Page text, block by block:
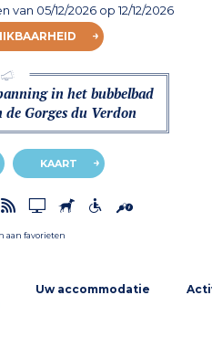
van 05/12/2026 op 12/12/2026
in het bubbelbad
Gorges du Verdon
KAART
aan favorieten
Uw accommodatie